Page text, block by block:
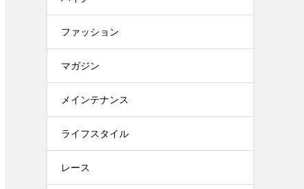
ファッション
マガジン
メインテナンス
ライフスタイル
レース